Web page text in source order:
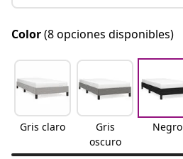
Color(8 opciones disponibles)
Gris claro
Gris
oscuro
Negro